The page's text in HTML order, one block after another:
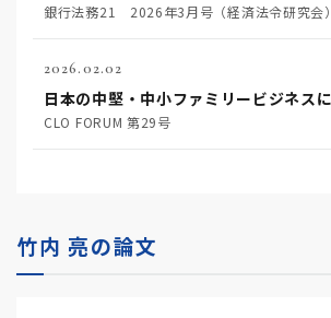
銀行法務21 2026年3月号（経済法令研究会）
2026.02.02
CLO FORUM 第29号
竹内 亮の論文